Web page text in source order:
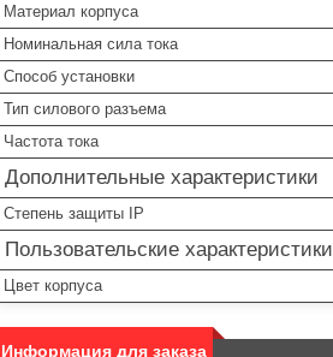
Материал корпуса
Номинальная сила тока
Способ установки
Тип силового разъема
Частота тока
Дополнительные характеристики
Степень защиты IP
Пользовательские характеристики
Цвет корпуса
Информация для заказа